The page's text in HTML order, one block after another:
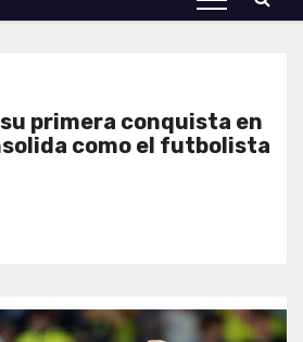
primera conquista en
como el futbolista